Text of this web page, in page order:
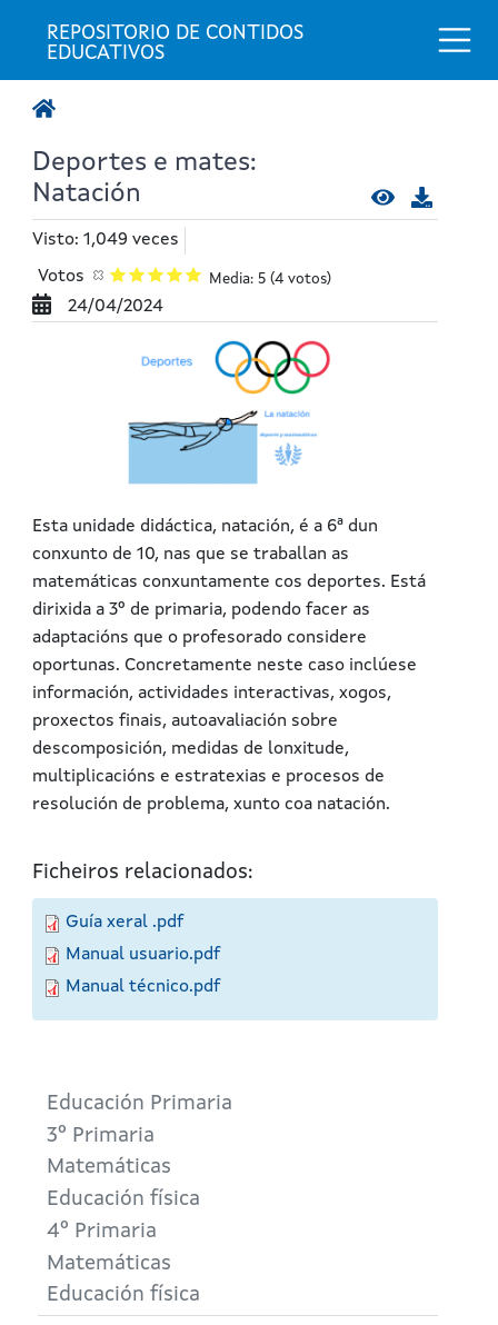
REPOSITORIO DE CONTIDOS
EDUCATIVOS
Deportes e mates:
Natación
Visto: 1,049 veces
Votos Media: 5 (4 votos)
24/04/2024
Esta unidade didáctica, natación, é a 6ª dun
conxunto de 10, nas que se traballan as
matemáticas conxuntamente cos deportes. Está
dirixida a 3º de primaria, podendo facer as
adaptacións que o profesorado considere
oportunas. Concretamente neste caso inclúese
información, actividades interactivas, xogos,
proxectos finais, autoavaliación sobre
descomposición, medidas de lonxitude,
multiplicacións e estratexias e procesos de
resolución de problema, xunto coa natación.
Ficheiros relacionados:
Guía xeral .pdf
Manual usuario.pdf
Manual técnico.pdf
Educación Primaria
3º Primaria
Matemáticas
Educación física
4º Primaria
Matemáticas
Educación física